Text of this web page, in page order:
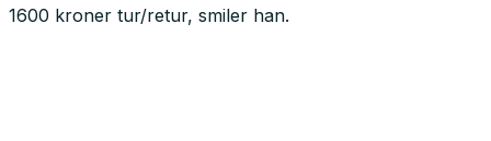
1600 kroner tur/retur, smiler han.